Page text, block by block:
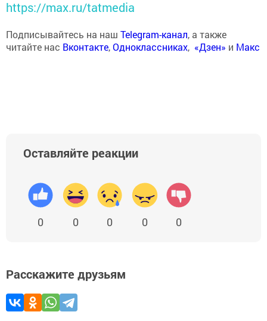
https://max.ru/tatmedia
Подписывайтесь на наш Telegram-канал, а также
читайте нас Вконтакте,Одноклассниках, «Дзен» и Макс
Оставляйте реакции
0 0 0 0 0
Расскажите друзьям